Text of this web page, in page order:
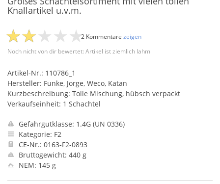
Knallartikel u.v.m.
Noch nicht von dir bewertet: Artikel ist ziemlich lahm
2 Kommentare zeigen
Artikel-Nr.: 110786_1
Hersteller: Funke, Jorge, Weco, Katan
Kurzbeschreibung: Tolle Mischung, hübsch verpackt
Verkaufseinheit: 1 Schachtel
Gefahrgutklasse: 1.4G (UN 0336)
Kategorie: F2
CE-Nr.: 0163-F2-0893
Bruttogewicht: 440 g
NEM: 145 g